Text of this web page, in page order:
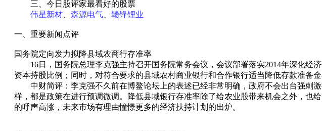
三、今日股评家最看好的股票
伟星新材
森源电气 赣锋锂业
一、重要新闻点评
国务院定向发力拟降县域农商行存准率
16日，国务院总理李克强主持召开国务院常务会议，会议部署落实2014年深化经
资本持股比例；同时，对符合要求的县域农村商业银行和合作银行适当降低存款准备
中财简评：李克强不久前在博鳌论坛上的表述已经非常明确，政府不会出台强刺
样，都是政策在进行预调微调。降低县域银行存准率除了给农业股带来机会之外，也
的呼声高涨，未来市场有理由憧憬更多的经济扶持计划的出炉。